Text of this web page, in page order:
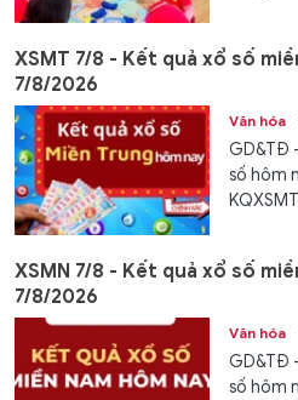
XSMT 7/8 - Kết quả xổ số
7/8/2026
Văn hóa
GD&TĐ
số hôm
XSMN 7/8 - Kết quả xổ số
7/8/2026
Văn hóa
GD&TĐ
số hôm